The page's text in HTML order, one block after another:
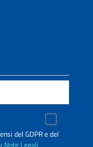
del GDPR e del
Note Legali